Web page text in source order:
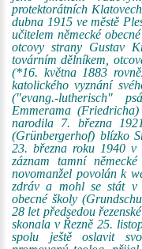
protektorátních
dubna 1915 ve městě
učitelem německé
otcovy strany Gustav
továrním dělníkem,
(*16. května 1883
katolického vyznání
("evang.-lutherisch"
Emmerama
narodila 7. března
(Grünbergerhof) blízko
23. března roku 1940 v
záznam tamní
novomanžel povolán k
zdráv a mohl se stát v
obecné školy
28 let předsedou
skonala v Řezně 25.
spolu ještě oslavit